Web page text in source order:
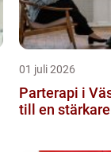
01 juli 2026
Parterapi i
till en